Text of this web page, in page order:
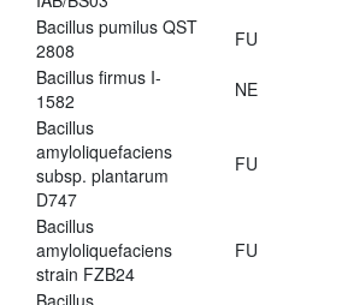
Bacillus pumilus QST
2808
FU
Bacillus firmus I-
1582
NE
Bacillus
amyloliquefaciens
subsp. plantarum
D747
FU
Bacillus
amyloliquefaciens
strain FZB24
FU